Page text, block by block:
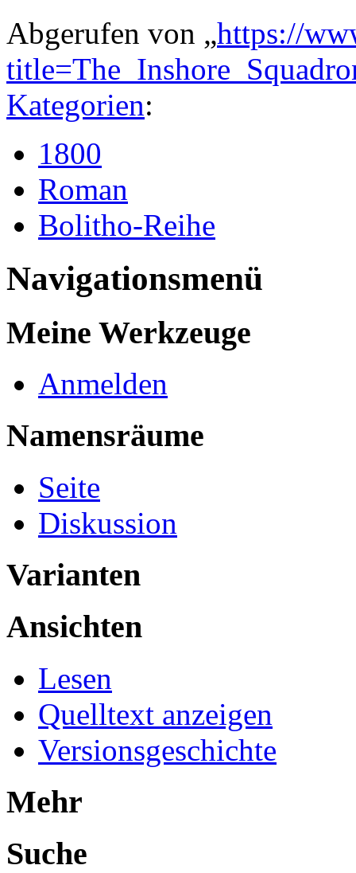
Abgerufen von „https://
Kategorien:
1800
Roman
Bolitho-Reihe
Navigationsmenü
Meine Werkzeuge
Anmelden
Namensräume
Seite
Diskussion
Varianten
Ansichten
Lesen
Quelltext anzeigen
Versionsgeschichte
Mehr
Suche